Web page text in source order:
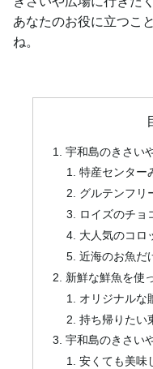
あなたのお役に立つこ
ね。
宇和島のきさい
特産センター
グルテンフリ
ロイズのチョ
大人気のコロ
近海のお魚だ
新鮮な鮮魚を使
オリジナルな
持ち帰りたい
宇和島のきさい
安くても美味